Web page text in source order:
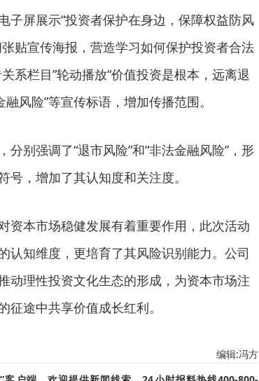
子屏展示“投资者保护在身边，保障权益防风
贴宣传海报，营造学习如何保护投资者合法
系栏目”轮动播放“价值投资是根本，远离退
风险”等宣传标语，增加传播范围。
别强调了“退市风险”和“非法金融风险”，形
，增加了其认知度和关注度。
资本市场稳健发展有着重要作用，此次活动
认知维度，更培育了其风险识别能力。公司
动理性投资文化生态的形成，为资本市场注
途中共享价值成长红利。
编辑:冯方